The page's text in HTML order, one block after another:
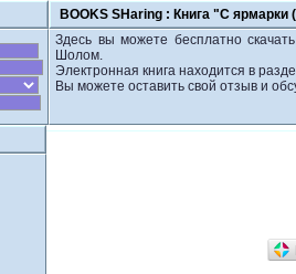
BOOKS SHaring : Книга "С
Здесь вы можете бесплатно
Шолом.
Электронная книга находится в
Вы можете оставить свой отзыв и